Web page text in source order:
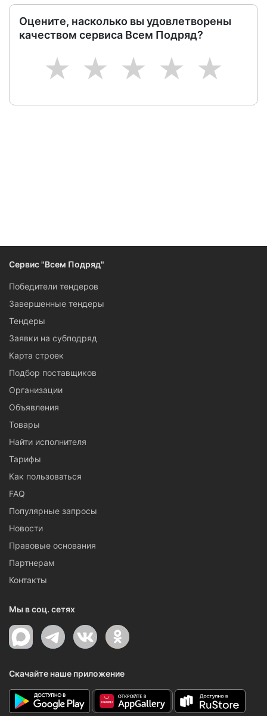
Оцените, насколько вы удовлетворены
качеством сервиса Всем Подряд?
5
4
3
2
1
Сервис "Всем Подряд"
Победители тендеров
Завершенные тендеры
Тендеры
Заявки на субподряд
Карта строек
Подбор поставщиков
Организации
Объявления
Товары
Найти исполнителя
Тарифы
Как пользоваться
FAQ
Популярные запросы
Новости
Правовые основания
Партнерам
Контакты
Мы в соц. сетях
Скачайте наше приложение